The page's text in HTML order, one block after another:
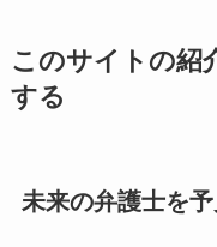
このサイトの紹
する
未来の弁護士を